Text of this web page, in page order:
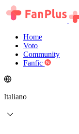
Home
Voto
Community
Fanfic
Italiano